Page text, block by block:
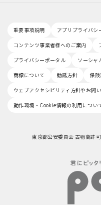
重要事項説明 アプリプライバシ
コンテンツ事業者様へのご案内
プライバシーポータル
ソーシャ
商標について
勧誘方針
保
ウェブアクセシビリティ方針やお問
動作環境・Cookie情報の利用につい
東京都公安委員会 古物商許